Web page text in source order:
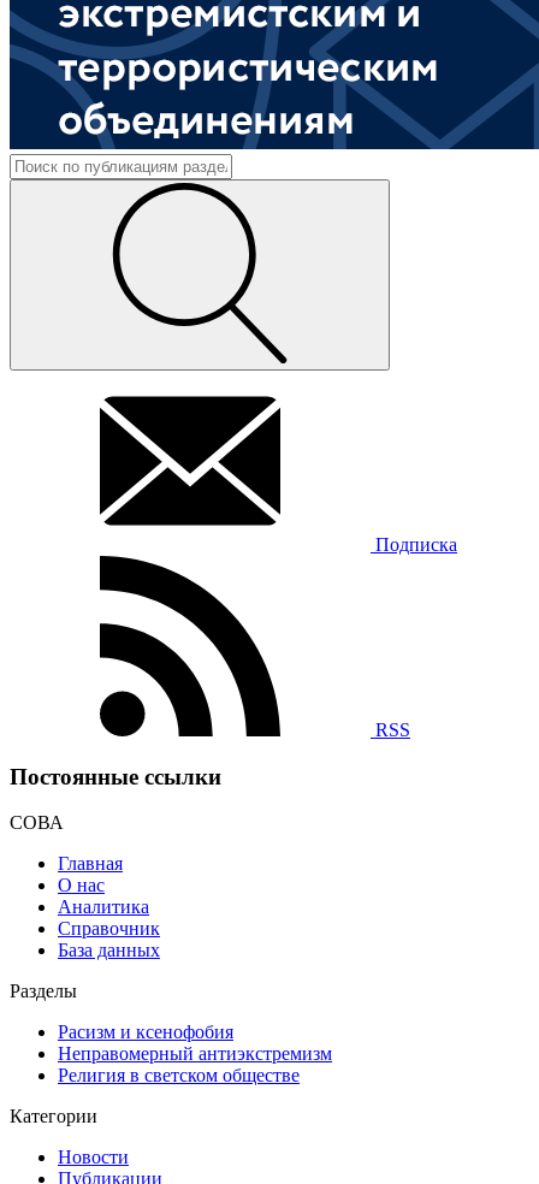
Подписка
RSS
Постоянные ссылки
СОВА
Главная
О нас
Аналитика
Справочник
База данных
Разделы
Расизм и ксенофобия
Неправомерный антиэкстремизм
Религия в светском обществе
Категории
Новости
Публикации